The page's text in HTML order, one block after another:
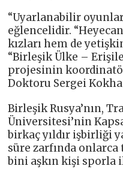
“Uyarlanabilir
eğlencelidir.
kızları hem de
“Birleşik Ülke –
projesinin
Doktoru Sergei
Birleşik Rusya’nın,
Üniversitesi’nin
birkaç yıldır işbirliği
süre zarfında
bini aşkın kişi sporla